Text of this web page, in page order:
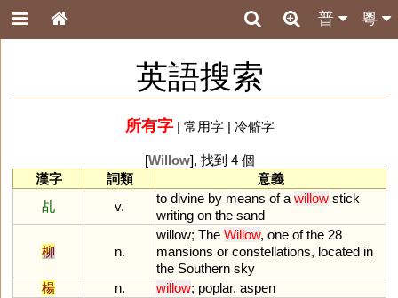
粵
普
英語搜索
所有字| 常用字| 冷僻字
[Willow], 找到 4 個
漢字
詞類
意義
乩
v.
to divine by means of a willow stick
writing on the sand
柳 n.
willow; The Willow, one of the 28
mansions or constellations, located in
the Southern sky
楊
n. willow; poplar, aspen